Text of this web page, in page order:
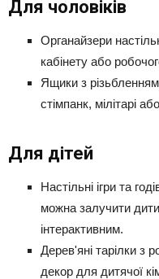
Для чоловіків
Органайзери
кабінету або
Ящики з
стімпанк, мілітарі
Для дітей
Настільні ігри та
можна залучити
інтерактивним.
Дерев'яні тарілки з
декор для дитячої